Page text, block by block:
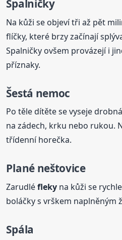
Spalničky
Na kůži se objeví tři až pět
flíčky, které brzy začínají
Spalničky ovšem provázejí i
příznaky.
Šestá nemoc
Po těle dítěte se vyseje
na zádech, krku nebo rukou.
třídenní horečka.
Plané neštovice
Zarudléfleky na kůži se
boláčky s vrškem naplněným
Spála